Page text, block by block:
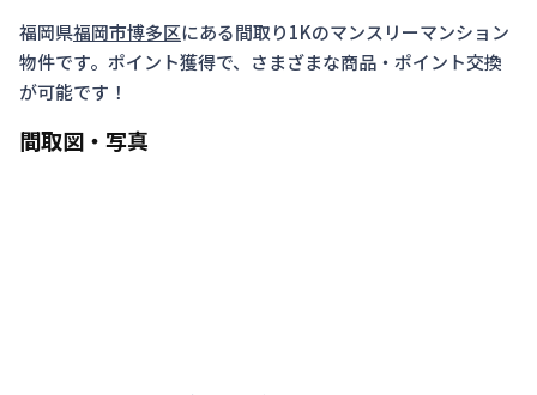
福岡県福岡市博多区にある間取り1Kのマンスリーマンション
物件です。ポイント獲得で、さまざまな商品・ポイント交換
が可能です！
間取図・写真